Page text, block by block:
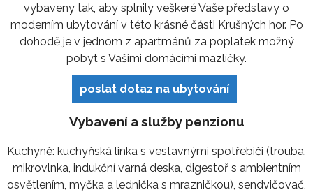
vybaveny tak, aby splnily veškeré Vaše představy o
moderním ubytování v této krásné části Krušných hor. Po
dohodě je v jednom z apartmánů za poplatek možný
pobyt s Vašimi domácími mazlíčky.
poslat dotaz na ubytování
Vybavení a služby penzionu
Kuchyně: kuchyňská linka s vestavnými spotřebiči (trouba,
mikrovlnka, indukční varná deska, digestoř s ambientním
osvětlením, myčka a lednička s mrazničkou), sendvičovač,